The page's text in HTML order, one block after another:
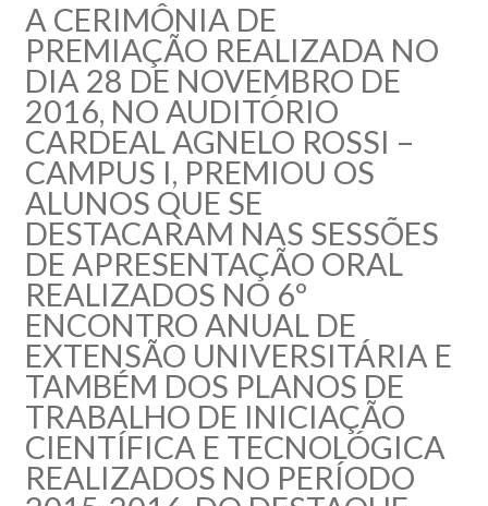
A CERIMÔNIA DE
PREMIAÇÃO REALIZADA NO
DIA 28 DE NOVEMBRO DE
2016, NO AUDITÓRIO
CARDEAL AGNELO ROSSI –
CAMPUS I, PREMIOU OS
ALUNOS QUE SE
DESTACARAM NAS SESSÕES
DE APRESENTAÇÃO ORAL
REALIZADOS NO 6º
ENCONTRO ANUAL DE
EXTENSÃO UNIVERSITÁRIA E
TAMBÉM DOS PLANOS DE
TRABALHO DE INICIAÇÃO
CIENTÍFICA E TECNOLÓGICA
REALIZADOS NO PERÍODO